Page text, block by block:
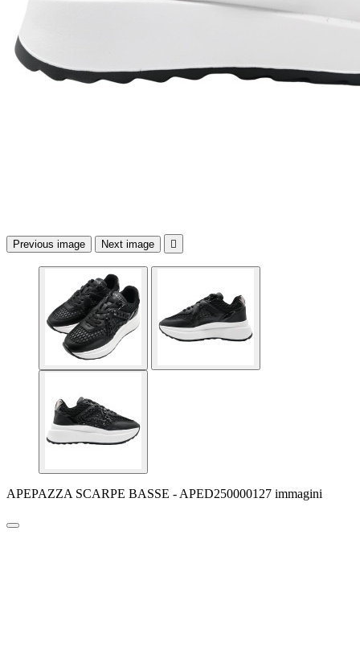
Previous image Next image 
APEPAZZA SCARPE BASSE - APED250000127 immagini